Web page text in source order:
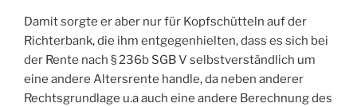
Damit sorgte er aber nur für Kopfschütteln auf der
Richterbank, die ihm entgegenhielten, dass es sich bei
der Rente nach § 236b SGB V selbstverständlich um
eine andere Altersrente handle, da neben anderer
Rechtsgrundlage u.a auch eine andere Berechnung des